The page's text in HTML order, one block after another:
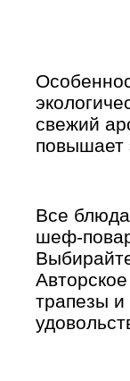
свежий
повышает
Все
шеф-
трапезы и